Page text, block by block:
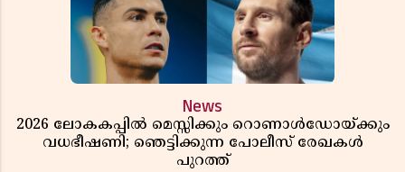
News
2026 ലോകകപ്പിൽ മെസ്സിക്കും റൊണാൾഡോയ്ക്കും
വധഭീഷണി; ഞെട്ടിക്കുന്ന പോലീസ് രേഖകൾ
പുറത്ത്